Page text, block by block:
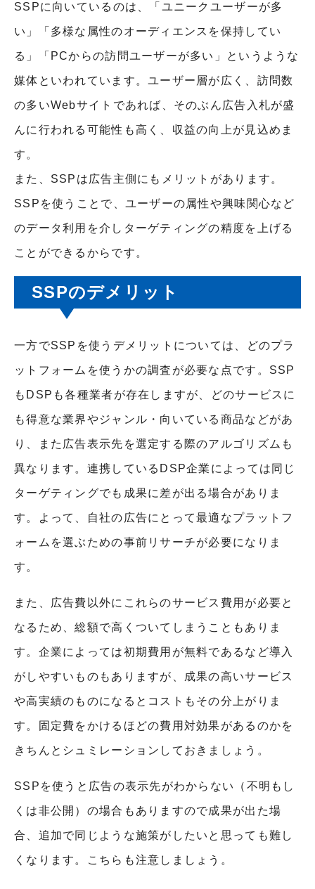
SSPに向いているのは、「ユニークユーザーが多
い」「多様な属性のオーディエンスを保持してい
る」「PCからの訪問ユーザーが多い」というような
媒体といわれています。ユーザー層が広く、訪問数
の多いWebサイトであれば、そのぶん広告入札が盛
んに行われる可能性も高く、収益の向上が見込めま
す。
また、SSPは広告主側にもメリットがあります。
SSPを使うことで、ユーザーの属性や興味関心など
のデータ利用を介しターゲティングの精度を上げる
ことができるからです。
SSPのデメリット
一方でSSPを使うデメリットについては、どのプラ
ットフォームを使うかの調査が必要な点です。SSP
もDSPも各種業者が存在しますが、どのサービスに
も得意な業界やジャンル・向いている商品などがあ
り、また広告表示先を選定する際のアルゴリズムも
異なります。連携しているDSP企業によっては同じ
ターゲティングでも成果に差が出る場合がありま
す。よって、自社の広告にとって最適なプラットフ
ォームを選ぶための事前リサーチが必要になりま
す。
また、広告費以外にこれらのサービス費用が必要と
なるため、総額で高くついてしまうこともありま
す。企業によっては初期費用が無料であるなど導入
がしやすいものもありますが、成果の高いサービス
や高実績のものになるとコストもその分上がりま
す。固定費をかけるほどの費用対効果があるのかを
きちんとシュミレーションしておきましょう。
SSPを使うと広告の表示先がわからない（不明もし
くは非公開）の場合もありますので成果が出た場
合、追加で同じような施策がしたいと思っても難し
くなります。こちらも注意しましょう。